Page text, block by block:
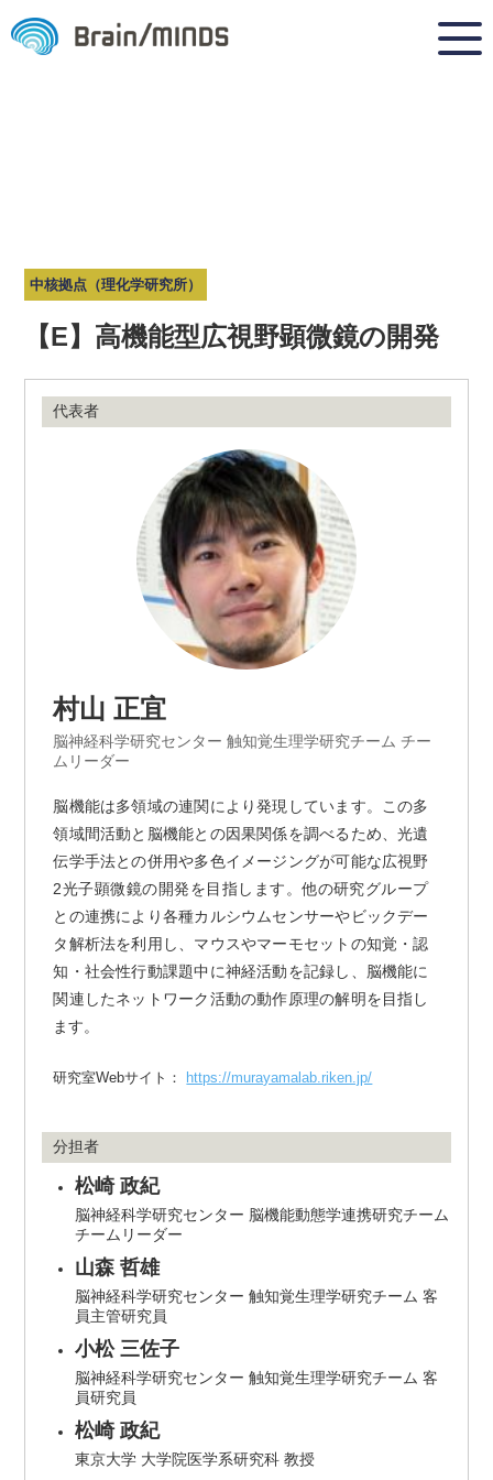
中核拠点（理化学研究所）
【E】高機能型広視野顕微鏡の開発
代表者
村山 正宜
脳神経科学研究センター 触知覚生理学研究チーム チー
ムリーダー
脳機能は多領域の連関により発現しています。この多
領域間活動と脳機能との因果関係を調べるため、光遺
伝学手法との併用や多色イメージングが可能な広視野
2光子顕微鏡の開発を目指します。他の研究グループ
との連携により各種カルシウムセンサーやビックデー
タ解析法を利用し、マウスやマーモセットの知覚・認
知・社会性行動課題中に神経活動を記録し、脳機能に
関連したネットワーク活動の動作原理の解明を目指し
ます。
研究室Webサイト： https://murayamalab.riken.jp/
分担者
松崎 政紀
脳神経科学研究センター 脳機能動態学連携研究チーム
チームリーダー
山森 哲雄
脳神経科学研究センター 触知覚生理学研究チーム 客
員主管研究員
小松 三佐子
脳神経科学研究センター 触知覚生理学研究チーム 客
員研究員
松崎 政紀
東京大学 大学院医学系研究科 教授